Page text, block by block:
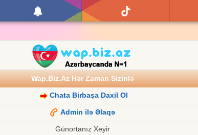
Wap.Biz.Az Hər Zaman Sizinlə
Chata Birbaşa Daxil Ol
Admin ilə Əlaqə
Günortanız Xeyir